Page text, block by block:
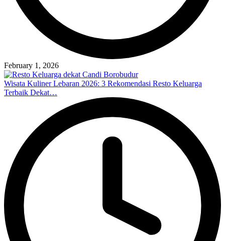
February 1, 2026
Wisata Kuliner Lebaran 2026: 3 Rekomendasi Resto Keluarga
Terbaik Dekat…